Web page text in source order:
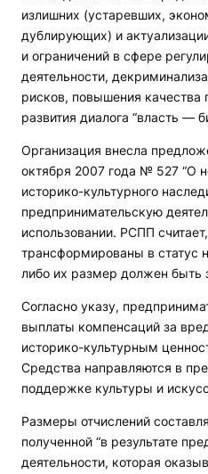
излишних (устаревших,
дублирующих) и
и ограничений в сфере
деятельности,
рисков, повышения качества
развития диалога “власть —
Организация внесла
октября 2007 года № 527 “О
историко-культурного
предпринимательскую
использовании. РСПП
трансформированы в статус
либо их размер должен быть
Согласно указу,
выплаты компенсаций за
историко-культурным
Средства направляются в
поддержке культуры и
Размеры отчислений
полученной “в результате
деятельности, которая